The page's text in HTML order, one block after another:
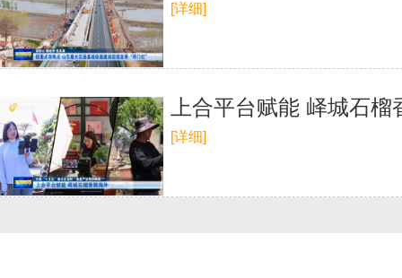
[详细]
上合平台赋能 峄城石榴
[详细]